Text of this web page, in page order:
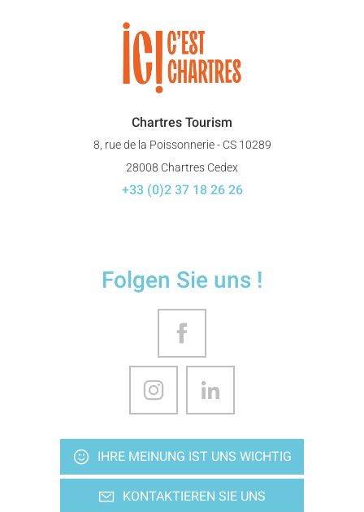
Chartres Tourism
8, rue de la Poissonnerie - CS 10289
28008 Chartres Cedex
+33 (0)2 37 18 26 26
Folgen Sie uns !
IHRE MEINUNG IST UNS WICHTIG
KONTAKTIEREN SIE UNS